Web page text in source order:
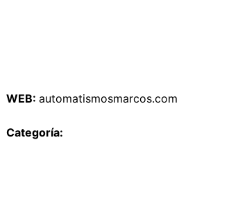
WEB: automatismosmarcos.com
Categoría: